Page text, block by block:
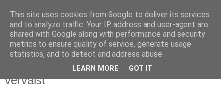
Blogrijk
6 April 2018
Russische presidentsverkiezingen
vervalst
This site uses cookies from Google to deliver its services
and to analyze traffic. Your IP address and user-agent are
shared with Google along with performance and security
metrics to ensure quality of service, generate usage
statistics, and to detect and address abuse.
LEARN MORE GOT IT